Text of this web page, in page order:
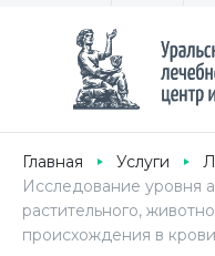
Главная Услуги
Исследование уровня
растительного,
происхождения в